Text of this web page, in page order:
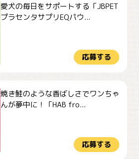
愛犬の毎日をサポートする「JBPET
プラセンタサプリEQパウ...
応募する
焼き鮭のような香ばしさでワンちゃ
んが夢中に！「HAB fro...
応募する